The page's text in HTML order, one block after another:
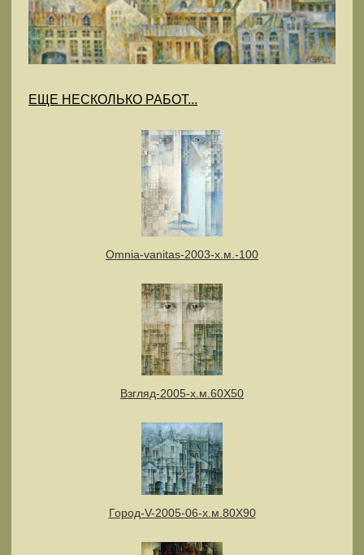
ЕЩЕ НЕСКОЛЬКО РАБОТ...
Omnia-vanitas-2003-х.м.-100
Взгляд-2005-х.м.60Х50
Город-V-2005-06-х.м.80Х90